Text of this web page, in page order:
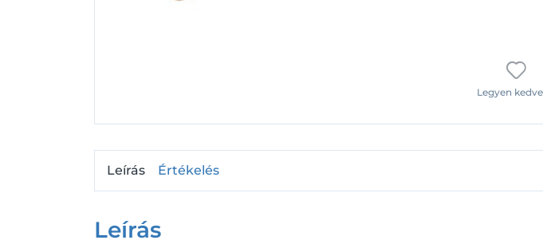
Legyen
Leírás Értékelés
Leírás